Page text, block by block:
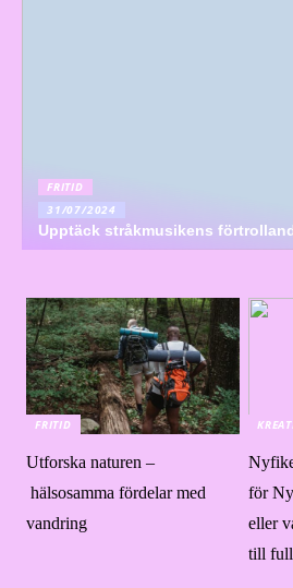
FRITID
31/07/2024
Upptäck stråkmusikens
FRITID
Utforska naturen –
hälsosamma fördelar med
vandring
för
eller
till